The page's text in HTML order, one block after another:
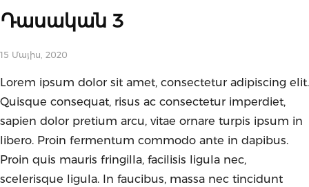
Դասական 3
15 Մայիս, 2020
Lorem ipsum dolor sit amet, consectetur adipiscing elit.
Quisque consequat, risus ac consectetur imperdiet,
sapien dolor pretium arcu, vitae ornare turpis ipsum in
libero. Proin fermentum commodo ante in dapibus.
Proin quis mauris fringilla, facilisis ligula nec,
scelerisque ligula. In faucibus, massa nec tincidunt